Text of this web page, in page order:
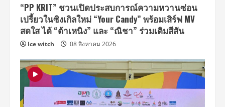
“PP KRIT” ชวนเปิดประสบการณ์ความหวานซ่อน
เปรี้ยวในซิงเกิลใหม่ “Your Candy” พร้อมเสิร์ฟ MV
สดใส ได้ “ต้าเหนิง” และ “ณิชา” ร่วมเติมสีสัน
Ice witch 08 สิงหาคม 2026